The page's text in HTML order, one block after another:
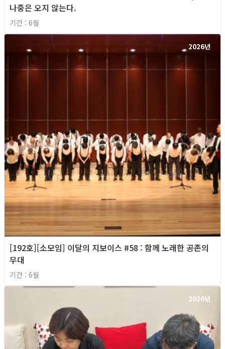
나중은 오지 않는다.
기간 : 6월
2026년
[192호][소모임] 이달의 지보이스 #58 : 함께 노래한 공존의
무대
기간 : 6월
2026년